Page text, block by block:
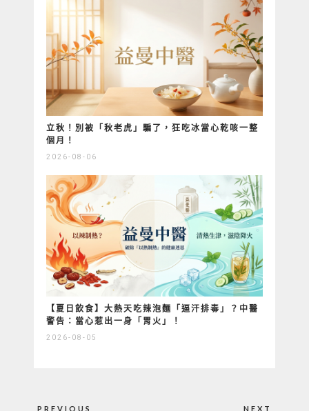
立秋！別被「秋老虎」騙了，狂吃冰當心乾咳一整
個月！
2026-08-06
【夏日飲食】大熱天吃辣泡麵「逼汗排毒」？中醫
警告：當心惹出一身「胃火」！
2026-08-05
PREVIOUS NEXT